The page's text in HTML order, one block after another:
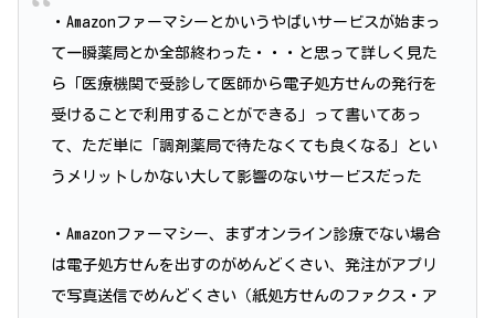
・Amazonファーマシーとかいうやばいサービスが始まっ
て一瞬薬局とか全部終わった・・・と思って詳しく見た
ら「医療機関で受診して医師から電子処方せんの発行を
受けることで利用することができる」って書いてあっ
て、ただ単に「調剤薬局で待たなくても良くなる」とい
うメリットしかない大して影響のないサービスだった
・Amazonファーマシー、まずオンライン診療でない場合
は電子処方せんを出すのがめんどくさい、発注がアプリ
で写真送信でめんどくさい（紙処方せんのファクス・ア